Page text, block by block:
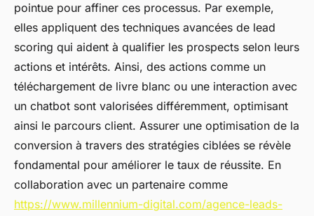
pointue pour affiner ces processus. Par exemple,
elles appliquent des techniques avancées de lead
scoring qui aident à qualifier les prospects selon leurs
actions et intérêts. Ainsi, des actions comme un
téléchargement de livre blanc ou une interaction avec
un chatbot sont valorisées différemment, optimisant
ainsi le parcours client. Assurer une optimisation de la
conversion à travers des stratégies ciblées se révèle
fondamental pour améliorer le taux de réussite. En
collaboration avec un partenaire comme
https://www.millennium-digital.com/agence-leads-